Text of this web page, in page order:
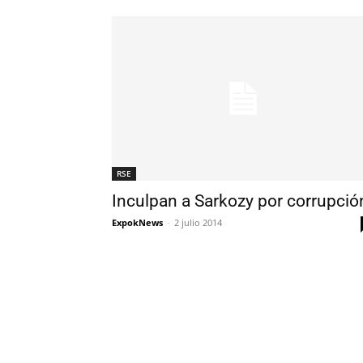
RSE
Inculpan a Sarkozy por
ExpokNews - 2 julio 2014